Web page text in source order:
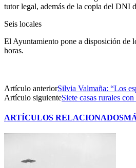
tutor legal, además de la copia del DNI
Seis locales
El Ayuntamiento pone a disposición de
horas.
Artículo anteriorSilvia Valmaña: “Los
Artículo siguienteSiete casas rurales
ARTÍCULOS RELACIONADOS